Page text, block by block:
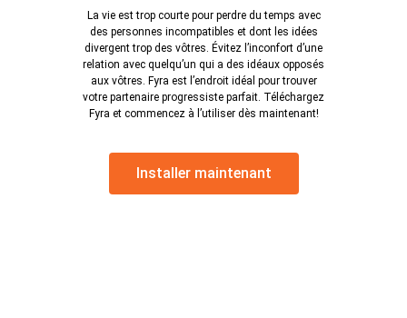
La vie est trop courte pour perdre du temps avec
des personnes incompatibles et dont les idées
divergent trop des vôtres. Évitez l’inconfort d’une
relation avec quelqu’un qui a des idéaux opposés
aux vôtres. Fyra est l’endroit idéal pour trouver
votre partenaire progressiste parfait. Téléchargez
Fyra et commencez à l’utiliser dès maintenant!
Installer maintenant